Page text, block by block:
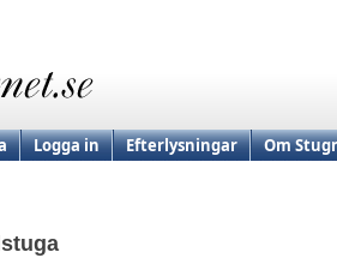
Logga in Efterlysningar Om